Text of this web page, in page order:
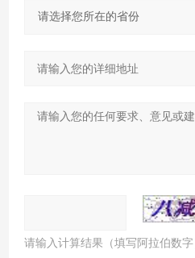
请输入计算结果（填写阿拉伯数